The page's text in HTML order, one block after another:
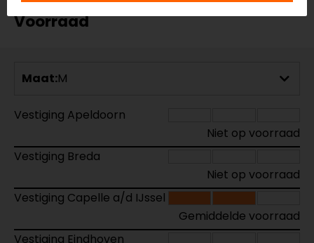
Voorraad
Maat:M
Vestiging Apeldoorn
Niet op voorraad
Vestiging Breda
Niet op voorraad
Vestiging Capelle a/d IJssel
Gemiddelde voorraad
Vestiging Eindhoven